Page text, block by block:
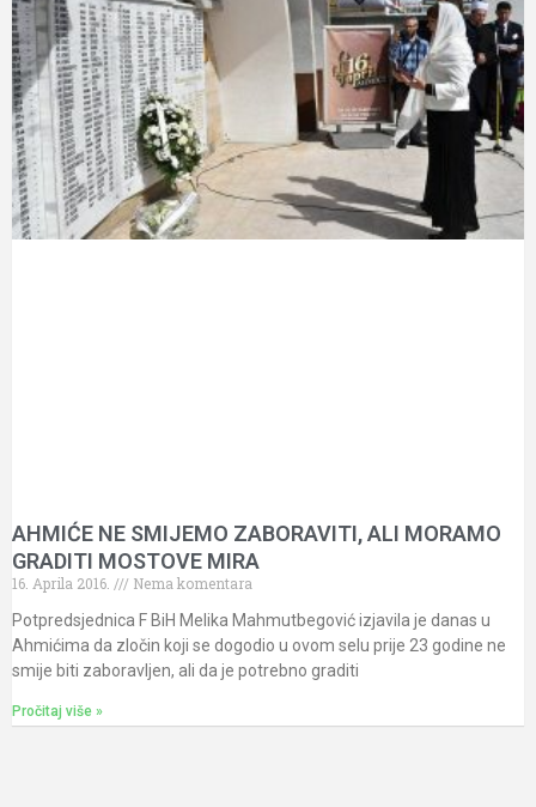
AHMIĆE NE SMIJEMO ZABORAVITI, ALI MORAMO
GRADITI MOSTOVE MIRA
16. Aprila 2016.
Nema komentara
Potpredsjednica F BiH Melika Mahmutbegović izjavila je danas u
Ahmićima da zločin koji se dogodio u ovom selu prije 23 godine ne
smije biti zaboravljen, ali da je potrebno graditi
Pročitaj više »